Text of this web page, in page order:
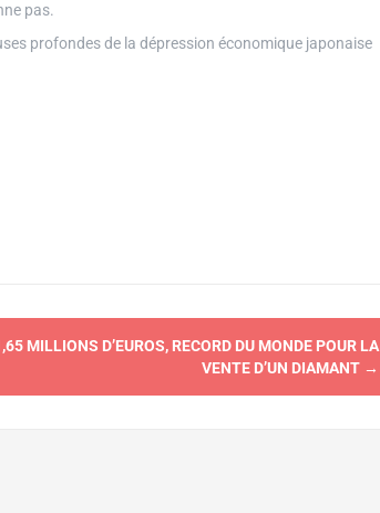
pas.
profondes de la dépression économique japonaise
MILLIONS D’EUROS, RECORD DU MONDE POUR LA
VENTE D’UN DIAMANT →